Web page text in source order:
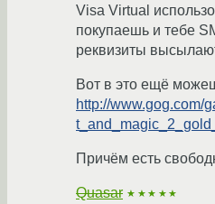
Visa Virtual
покупаешь и тебе
реквизиты
Вот в это ещё
http://www.gog.com/
Причём есть
Quasar ★★★★★